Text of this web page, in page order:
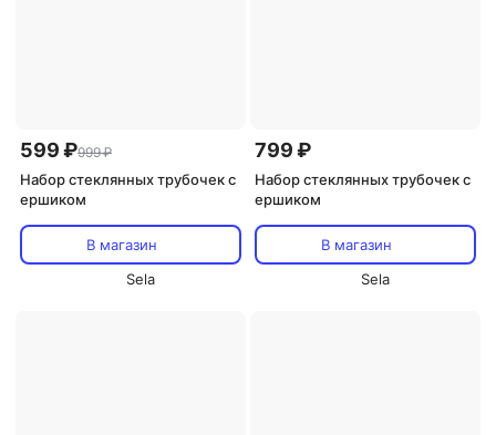
599 ₽999 ₽
Набор стеклянных трубочек с
ершиком
В магазин
Sela
799 ₽
Набор стеклянных трубочек с
ершиком
В магазин
Sela